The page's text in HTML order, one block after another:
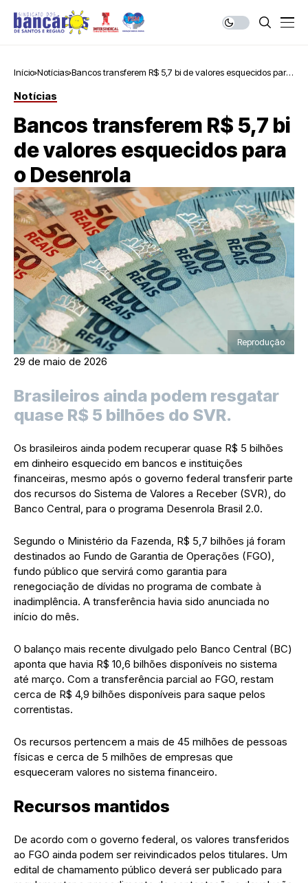
Início Notícias Bancos transferem R$ 5,7 bi de valores esquecidos para
Notícias
Bancos transferem R$ 5,7 bi
de valores esquecidos para
o Desenrola
Reprodução
29 de maio de 2026
Brasileiros ainda podem resgatar
quase R$ 5 bilhões do SVR.
Os brasileiros ainda podem recuperar quase R$ 5 bilhões
em dinheiro esquecido em bancos e instituições
financeiras, mesmo após o governo federal transferir parte
dos recursos do Sistema de Valores a Receber (SVR), do
Banco Central, para o programa Desenrola Brasil 2.0.
Segundo o Ministério da Fazenda, R$ 5,7 bilhões já foram
destinados ao Fundo de Garantia de Operações (FGO),
fundo público que servirá como garantia para
renegociação de dívidas no programa de combate à
inadimplência. A transferência havia sido anunciada no
início do mês.
O balanço mais recente divulgado pelo Banco Central (BC)
aponta que havia R$ 10,6 bilhões disponíveis no sistema
até março. Com a transferência parcial ao FGO, restam
cerca de R$ 4,9 bilhões disponíveis para saque pelos
correntistas.
Os recursos pertencem a mais de 45 milhões de pessoas
físicas e cerca de 5 milhões de empresas que
esqueceram valores no sistema financeiro.
Recursos mantidos
De acordo com o governo federal, os valores transferidos
ao FGO ainda podem ser reivindicados pelos titulares. Um
edital de chamamento público deverá ser publicado para